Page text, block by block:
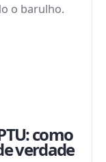
o barulho.
como
verdade